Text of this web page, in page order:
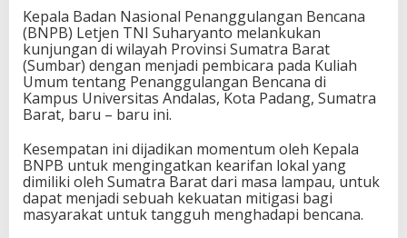
Kepala Badan Nasional Penanggulangan Bencana
(BNPB) Letjen TNI Suharyanto melankukan
kunjungan di wilayah Provinsi Sumatra Barat
(Sumbar) dengan menjadi pembicara pada Kuliah
Umum tentang Penanggulangan Bencana di
Kampus Universitas Andalas, Kota Padang, Sumatra
Barat, baru – baru ini.
Kesempatan ini dijadikan momentum oleh Kepala
BNPB untuk mengingatkan kearifan lokal yang
dimiliki oleh Sumatra Barat dari masa lampau, untuk
dapat menjadi sebuah kekuatan mitigasi bagi
masyarakat untuk tangguh menghadapi bencana.